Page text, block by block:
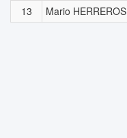
13
Mario HERREROS